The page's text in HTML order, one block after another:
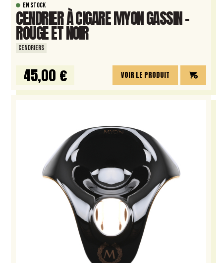
EN STOCK
CENDRIER À CIGARE MYON GASSIN –
ROUGE ET NOIR
CENDRIERS
45,00 € VOIR LE PRODUIT